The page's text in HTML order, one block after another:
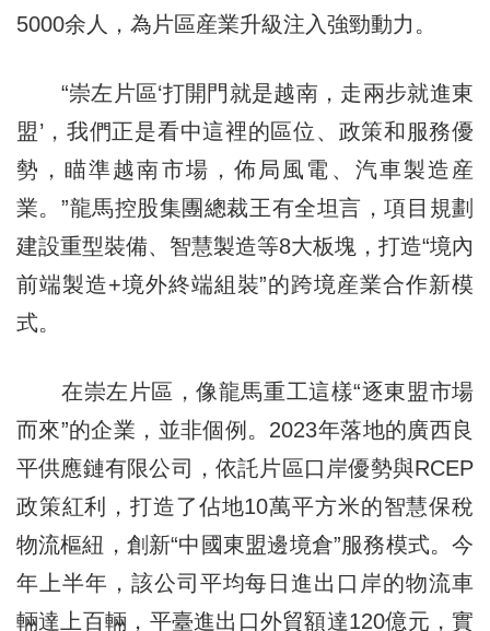
5000余人，為片區産業升級注入強勁動力。
“崇左片區‘打開門就是越南，走兩步就進東
盟’，我們正是看中這裡的區位、政策和服務優
勢，瞄準越南市場，佈局風電、汽車製造産
業。”龍馬控股集團總裁王有全坦言，項目規劃
建設重型裝備、智慧製造等8大板塊，打造“境內
前端製造+境外終端組裝”的跨境産業合作新模
式。
在崇左片區，像龍馬重工這樣“逐東盟市場
而來”的企業，並非個例。2023年落地的廣西良
平供應鏈有限公司，依託片區口岸優勢與RCEP
政策紅利，打造了佔地10萬平方米的智慧保稅
物流樞紐，創新“中國東盟邊境倉”服務模式。今
年上半年，該公司平均每日進出口岸的物流車
輛達上百輛，平臺進出口外貿額達120億元，實